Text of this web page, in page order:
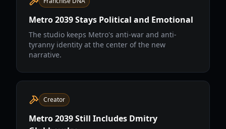
Metro 2039 Stays Political and Emotional
The studio keeps Metro's anti-war and anti-
tyranny identity at the center of the new
narrative.
Creator
Metro 2039 Still Includes Dmitry